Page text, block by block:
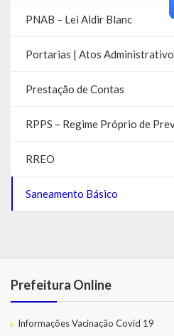
Concurso | Processo Seletivo |
Orçamento Anual
Balanço Anual
PNAB – Lei Aldir Blanc
Portarias | Atos
Prestação de Contas
RPPS – Regime Próprio de
RREO
Saneamento Básico
Prefeitura Online
Informações Vacinação Covid 19